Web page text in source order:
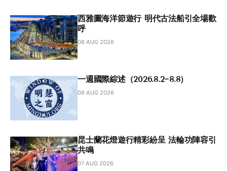
西雅圖海洋節遊行 明代古法船引全場歡
呼
08 AUG 2026
一週國際綜述（2026.8.2~8.8）
08 AUG 2026
昆士蘭花燈遊行精彩紛呈 法輪功陣容引
共鳴
07 AUG 2026